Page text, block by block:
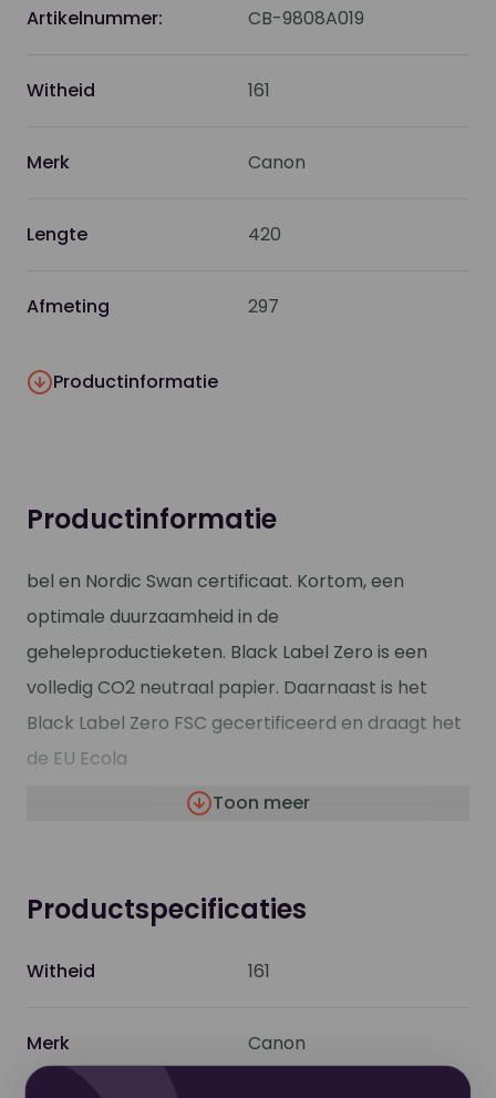
Artikelnummer: CB-9808A019
Witheid 161
Merk Canon
Lengte 420
Afmeting 297
Productinformatie
Productinformatie
bel en Nordic Swan certificaat. Kortom, een
optimale duurzaamheid in de
geheleproductieketen. Black Label Zero is een
volledig CO2 neutraal papier. Daarnaast is het
Black Label Zero FSC gecertificeerd en draagt het
de EU Ecola
A3
mm
Toon meer
Productspecificaties
Witheid 161
Merk Canon